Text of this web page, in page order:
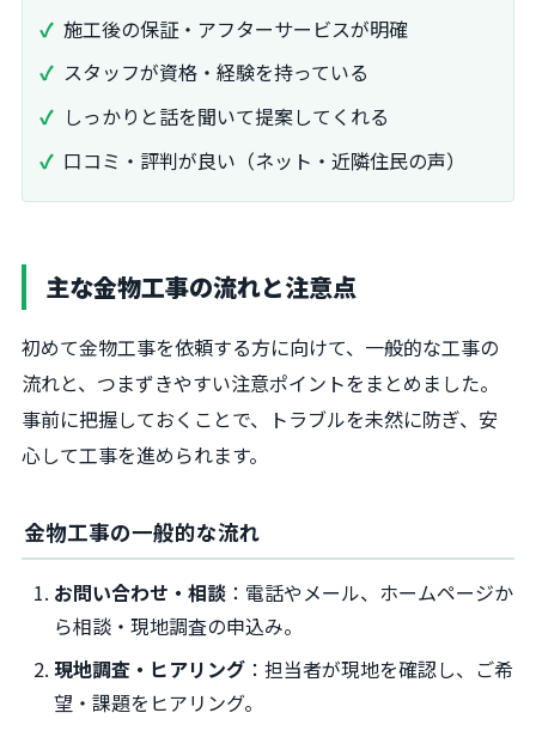
施工後の保証・アフターサービスが明確
スタッフが資格・経験を持っている
しっかりと話を聞いて提案してくれる
口コミ・評判が良い（ネット・近隣住民の声）
主な金物工事の流れと注意点
初めて金物工事を依頼する方に向けて、一般的な工事の
流れと、つまずきやすい注意ポイントをまとめました。
事前に把握しておくことで、トラブルを未然に防ぎ、安
心して工事を進められます。
金物工事の一般的な流れ
お問い合わせ・相談 ：電話やメール、ホームページか
ら相談・現地調査の申込み。
現地調査・ヒアリング ：担当者が現地を確認し、ご希
望・課題をヒアリング。